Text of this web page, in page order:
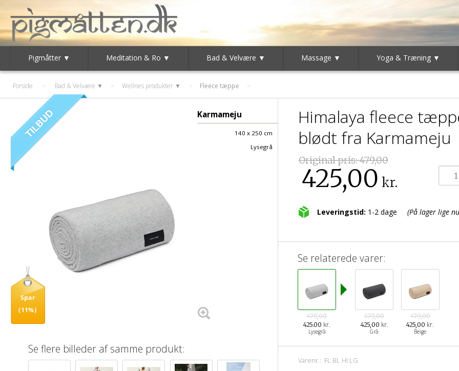
Pigmåtter ▼ Meditation & Ro ▼ Bad & Velvære ▼ Massage ▼ Yoga & Træning ▼
Forside > Bad & Velvære ▼ > Wellnes produkter ▼ > Fleece tæppe
Karmameju
140 x 250 cm
Lysegrå
Spar
(11%)
Se flere billeder af samme produkt:
Himalaya fleece
blødt fra Karmameju
Original pris:479,00
425,00 kr.
Leveringstid: 1-2 dage (På lager lige
Se relaterede varer:
479,00
425.00 kr.
Lysegrå
479,00
425,00 kr.
Grå
479,00
425,00 kr.
Beige
Varenr.: FL BL HI LG